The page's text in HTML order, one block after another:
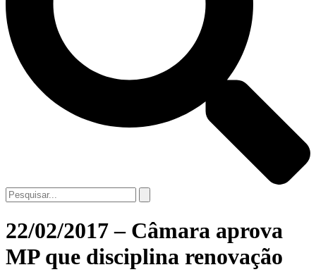
22/02/2017 – Câmara aprova
MP que disciplina renovação